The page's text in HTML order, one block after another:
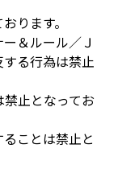
ります。
＆ルール／Ｊ
る行為は禁止
禁止となってお
ことは禁止と